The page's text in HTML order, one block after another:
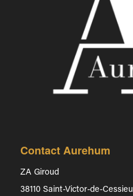
Contact Aurehum
ZA Giroud
38110 Saint-Victor-de-Cessieu